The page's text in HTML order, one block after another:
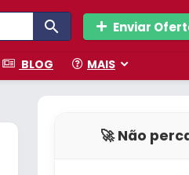
Enviar
BLOG MAIS
🚀 Não